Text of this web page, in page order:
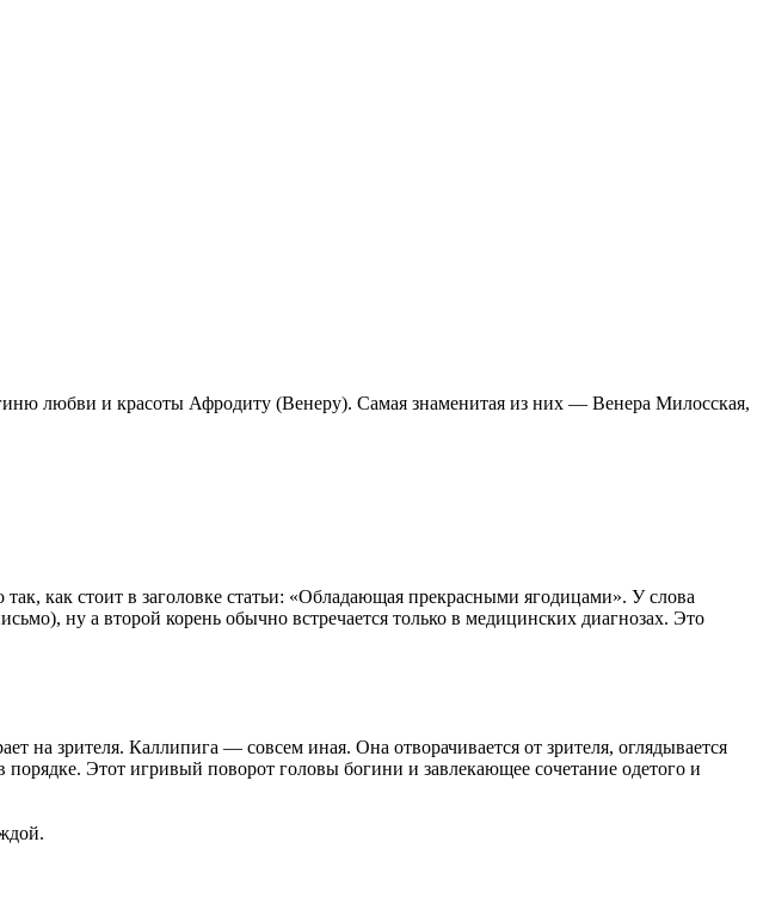
любви и красоты Афродиту (Венеру). Самая знаменитая из них — Венера Милосская,
так, как стоит в заголовке статьи: «Обладающая прекрасными ягодицами». У слова
ну а второй корень обычно встречается только в медицинских диагнозах. Это
зрителя. Каллипига — совсем иная. Она отворачивается от зрителя, оглядывается
Этот игривый поворот головы богини и завлекающее сочетание одетого и